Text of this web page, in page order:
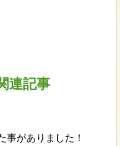
連記事
事がありました！